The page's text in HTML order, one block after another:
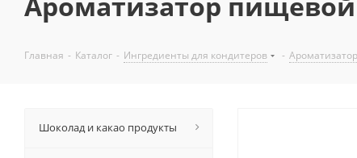
Главная - Каталог - Ингредиенты для кондитеров -
Шоколад и какао продукты